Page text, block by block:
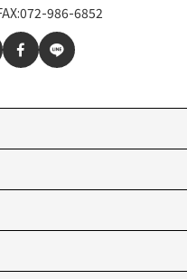
986-6852